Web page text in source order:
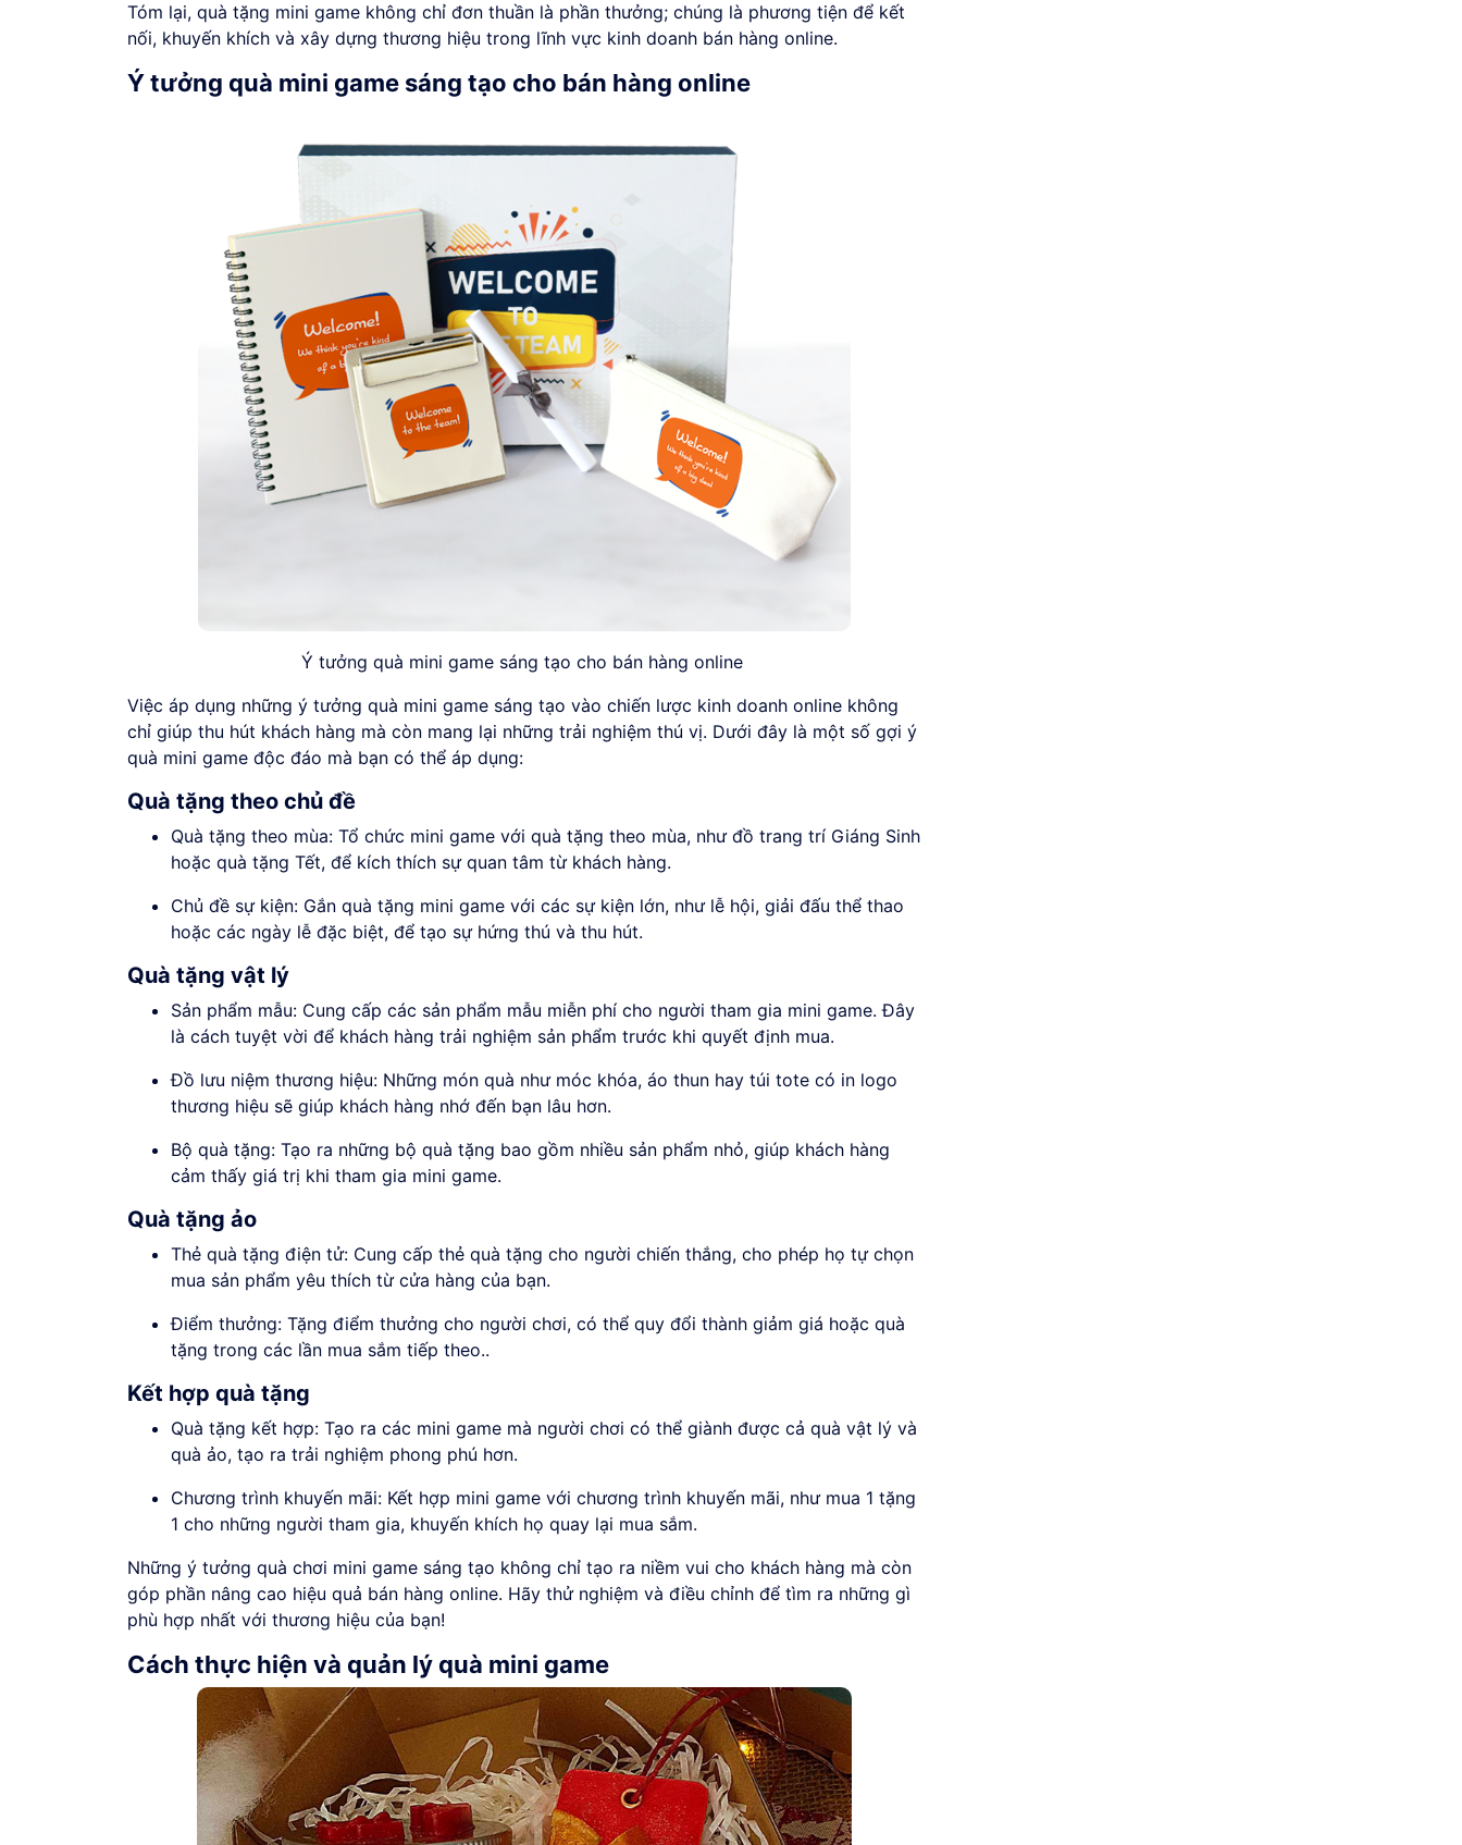
Tóm lại, quà tặng mini game không chỉ đơn thuần là phần thưởng; chúng là phương tiện để kết
nối, khuyến khích và xây dựng thương hiệu trong lĩnh vực kinh doanh bán hàng online.
Ý tưởng quà mini game sáng tạo cho bán hàng online
Ý tưởng quà mini game sáng tạo cho bán hàng online
Việc áp dụng những ý tưởng quà mini game sáng tạo vào chiến lược kinh doanh online không
chỉ giúp thu hút khách hàng mà còn mang lại những trải nghiệm thú vị. Dưới đây là một số gợi ý
quà mini game độc đáo mà bạn có thể áp dụng:
Quà tặng theo chủ đề
Quà tặng theo mùa: Tổ chức mini game với quà tặng theo mùa, như đồ trang trí Giáng Sinh
hoặc quà tặng Tết, để kích thích sự quan tâm từ khách hàng.
Chủ đề sự kiện: Gắn quà tặng mini game với các sự kiện lớn, như lễ hội, giải đấu thể thao
hoặc các ngày lễ đặc biệt, để tạo sự hứng thú và thu hút.
Quà tặng vật lý
Sản phẩm mẫu: Cung cấp các sản phẩm mẫu miễn phí cho người tham gia mini game. Đây
là cách tuyệt vời để khách hàng trải nghiệm sản phẩm trước khi quyết định mua.
Đồ lưu niệm thương hiệu: Những món quà như móc khóa, áo thun hay túi tote có in logo
thương hiệu sẽ giúp khách hàng nhớ đến bạn lâu hơn.
Bộ quà tặng: Tạo ra những bộ quà tặng bao gồm nhiều sản phẩm nhỏ, giúp khách hàng
cảm thấy giá trị khi tham gia mini game.
Quà tặng ảo
Thẻ quà tặng điện tử: Cung cấp thẻ quà tặng cho người chiến thắng, cho phép họ tự chọn
mua sản phẩm yêu thích từ cửa hàng của bạn.
Điểm thưởng: Tặng điểm thưởng cho người chơi, có thể quy đổi thành giảm giá hoặc quà
tặng trong các lần mua sắm tiếp theo..
Kết hợp quà tặng
Quà tặng kết hợp: Tạo ra các mini game mà người chơi có thể giành được cả quà vật lý và
quà ảo, tạo ra trải nghiệm phong phú hơn.
Chương trình khuyến mãi: Kết hợp mini game với chương trình khuyến mãi, như mua 1 tặng
1 cho những người tham gia, khuyến khích họ quay lại mua sắm.
Những ý tưởng quà chơi mini game sáng tạo không chỉ tạo ra niềm vui cho khách hàng mà còn
góp phần nâng cao hiệu quả bán hàng online. Hãy thử nghiệm và điều chỉnh để tìm ra những gì
phù hợp nhất với thương hiệu của bạn!
Cách thực hiện và quản lý quà mini game